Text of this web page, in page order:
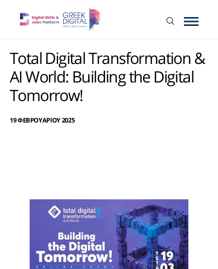
Total Digital Transformation &
AI World: Building the Digital
Tomorrow!
19 ΦΕΒΡΟΥΑΡΙΟΥ 2025